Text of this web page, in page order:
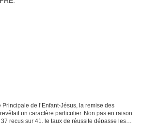
de l’Enfant-Jésus, la remise des
un caractère particulier. Non pas en raison
reçus sur 41, le taux de réussite dépasse les